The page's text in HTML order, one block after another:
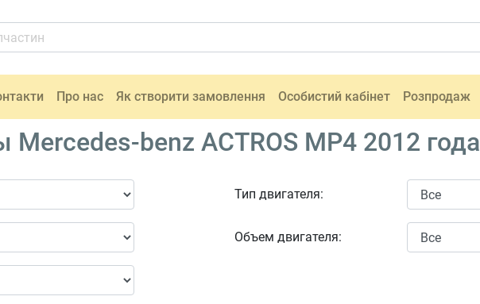
Про нас Як створити замовлення Особистий кабінет Розпродаж
benz ACTROS MP4 2012 года
Тип двигателя:
Объем двигателя: